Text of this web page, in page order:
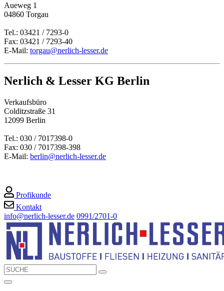
Aueweg 1
04860 Torgau
Tel.: 03421 / 7293-0
Fax: 03421 / 7293-40
E-Mail: torgau@nerlich-lesser.de
Nerlich & Lesser KG Berlin
Verkaufsbüro
Colditzstraße 31
12099 Berlin
Tel.: 030 / 7017398-0
Fax: 030 / 7017398-398
E-Mail: berlin@nerlich-lesser.de
Profikunde
Kontakt
info@nerlich-lesser.de 0991/2701-0